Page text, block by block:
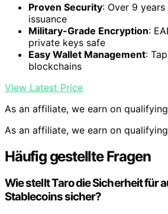
Proven Security: Over 9
issuance
Military-Grade Encryption:
private keys safe
Easy Wallet Management:
blockchains
View Latest Price
As an affiliate, we earn on
As an affiliate, we earn on
Häufig gestellte Fragen
Wie stellt Taro die Sicherheit für
Stablecoins sicher?